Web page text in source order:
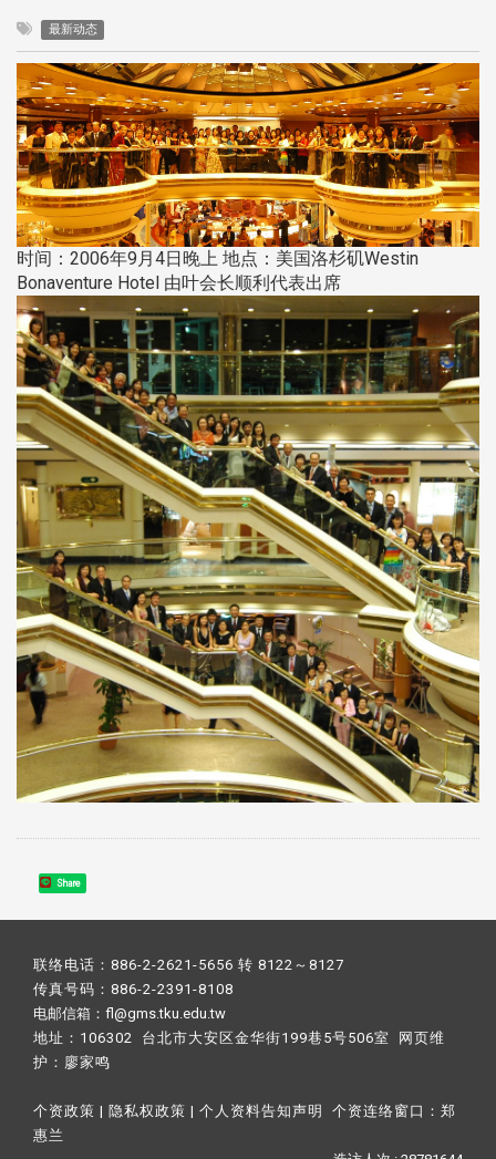
最新动态
时间：2006年9月4日晚上 地点：美国洛杉矶Westin
Bonaventure Hotel 由叶会长顺利代表出席
Share
联络电话：886-2-2621-5656 转 8122～8127
传真号码：886-2-2391-8108
电邮信箱：fl@gms.tku.edu.tw
地址：106302 台北市大安区金华街199巷5号506室 网页维
护： 廖家鸣​
个资政策 | 隐私权政策 | 个人资料告知声明 个资连络窗口： 郑
惠兰